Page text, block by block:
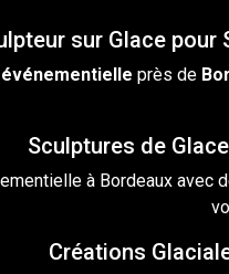
sur Glace pour
événementielle près de
Sculptures de
à Bordeaux avec
Créations